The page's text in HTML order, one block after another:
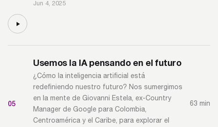
Jun 4, 2025
05
Usemos la IA pensando en el futuro
¿Cómo la inteligencia artificial está
redefiniendo nuestro futuro? Nos sumergimos
en la mente de Giovanni Estela, ex-Country
Manager de Google para Colombia,
Centroamérica y el Caribe, para explorar el
63 min